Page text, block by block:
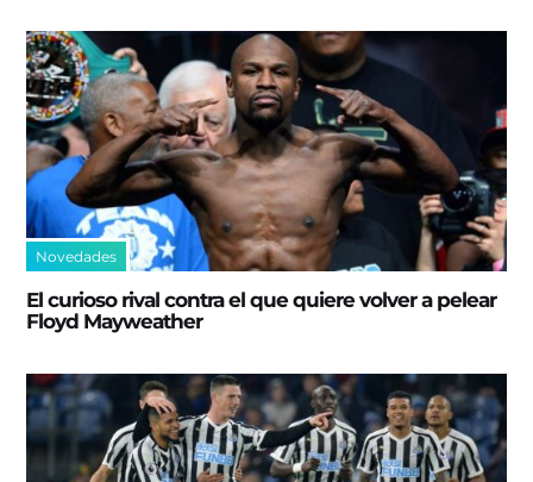
Novedades
El curioso rival contra el que quiere volver a pelear
Floyd Mayweather